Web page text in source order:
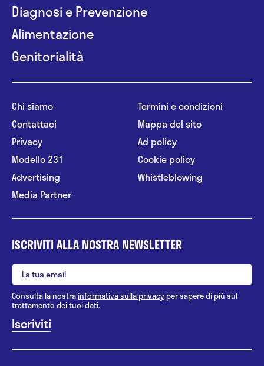
Diagnosi e Prevenzione
Alimentazione
Genitorialità
Chi siamo
Contattaci
Privacy
Modello 231
Advertising
Media Partner
Termini e condizioni
Mappa del sito
Ad policy
Cookie policy
Whistleblowing
ISCRIVITI ALLA NOSTRA NEWSLETTER
Consulta la nostrainformativa sulla privacy per sapere di più sul
trattamento dei tuoi dati.